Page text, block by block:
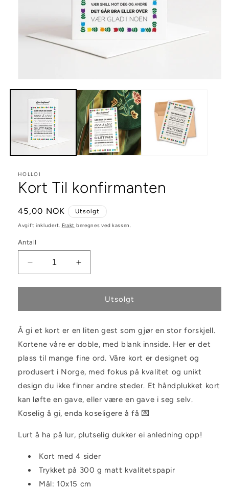
medie
modal
HOLLOI
Kort Til konfirmanten
Vanlig
pris
45,00 NOK Utsolgt
Avgift inkludert. Frakt beregnes ved kassen.
Antall
antallet
for
Til
Øk
antallet
for
Til
Utsolgt
Å gi et kort er en liten gest som gjør en stor forskjell.
Kortene våre er doble, med blank innside. Her er det
plass til mange fine ord. Våre kort er designet og
produsert i Norge, med fokus på kvalitet og unikt
design du ikke finner andre steder. Et håndplukket kort
kan løfte en gave, eller være en gave i seg selv.
Koselig å gi, enda koseligere å få 💌
Lurt å ha på lur, plutselig dukker ei anledning opp!
Kort med 4 sider
Trykket på 300 g matt kvalitetspapir
Mål: 10x15 cm